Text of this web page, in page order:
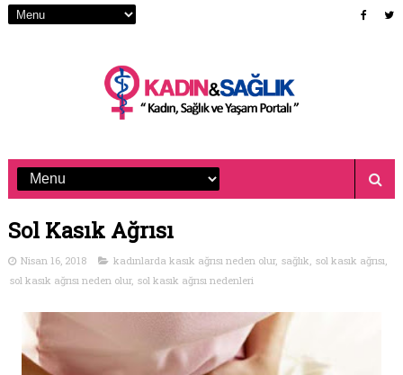
Sol Kasık Ağrısı
Nisan 16, 2018 kadınlarda kasık ağrısı neden olur, sağlık, sol kasık ağrısı,
sol kasık ağrısı neden olur, sol kasık ağrısı nedenleri